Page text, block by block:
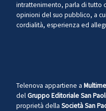
intrattenimento, parla di tutto
opinioni del suo pubblico, a
cordialità, esperienza ed
Telenova appartiene a
delGruppo Editoriale San
proprietà della Società San